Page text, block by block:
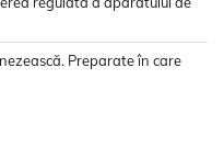
Preparate în care